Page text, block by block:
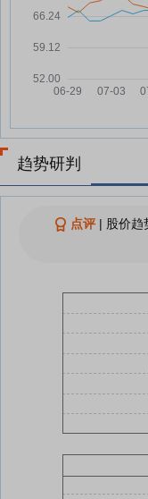
山河药辅
“山河转债
05-29
趋势研判
点评| 股价